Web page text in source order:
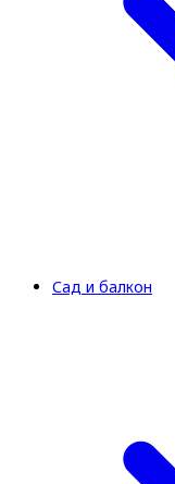
Сад и балкон